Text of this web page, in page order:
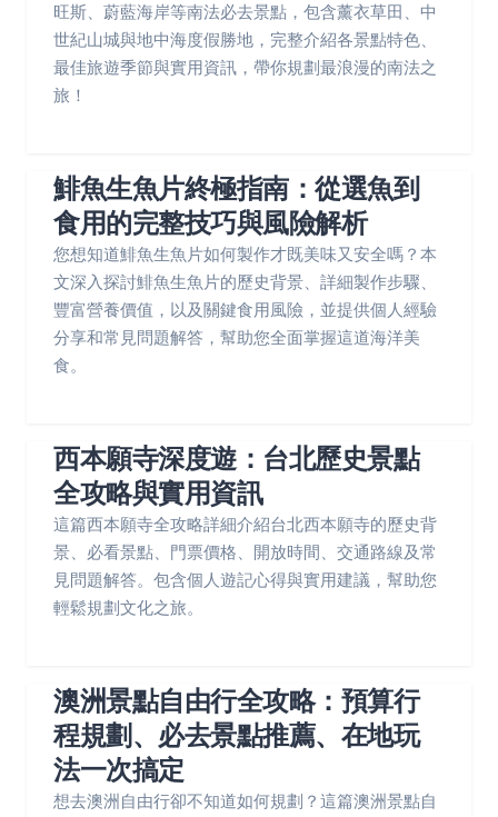
旺斯、蔚藍海岸等南法必去景點，包含薰衣草田、中
世紀山城與地中海度假勝地，完整介紹各景點特色、
最佳旅遊季節與實用資訊，帶你規劃最浪漫的南法之
旅！
鯡魚生魚片終極指南：從選魚到
食用的完整技巧與風險解析
您想知道鯡魚生魚片如何製作才既美味又安全嗎？本
文深入探討鯡魚生魚片的歷史背景、詳細製作步驟、
豐富營養價值，以及關鍵食用風險，並提供個人經驗
分享和常見問題解答，幫助您全面掌握這道海洋美
食。
西本願寺深度遊：台北歷史景點
全攻略與實用資訊
這篇西本願寺全攻略詳細介紹台北西本願寺的歷史背
景、必看景點、門票價格、開放時間、交通路線及常
見問題解答。包含個人遊記心得與實用建議，幫助您
輕鬆規劃文化之旅。
澳洲景點自由行全攻略：預算行
程規劃、必去景點推薦、在地玩
法一次搞定
想去澳洲自由行卻不知道如何規劃？這篇澳洲景點自